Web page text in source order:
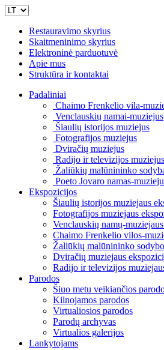
Restauravimo skyrius
Skaitmeninimo skyrius
Elektroninė parduotuvė
Apie mus
Struktūra ir kontaktai
Padaliniai
Chaimo Frenkelio vila-
Venclauskių namai-muziejus
Šiaulių istorijos muziejus
Fotografijos muziejus
Dviračių muziejus
Radijo ir televizijos muziejus
Žaliūkių malūnininko
Poeto Jovaro namas-
Ekspozicijos
Šiaulių istorijos muziejaus
Fotografijos muziejaus
Venclauskių namų-
Chaimo Frenkelio vilos-
Žaliūkių malūnininko
Dviračių muziejaus
Radijo ir televizijos
Parodos
Šiuo metu veikiančios
Kilnojamos parodos
Virtualiosios parodos
Parodų archyvas
Virtualios galerijos
Lankytojams